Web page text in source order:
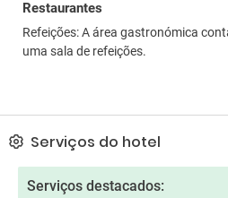
Restaurantes
Refeições: A área gastronómica
uma sala de refeições.
Serviços do hotel
Serviços destacados: